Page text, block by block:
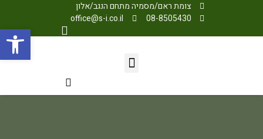
צומת ראם/מסמיה מתחם הנגב/אלון
08-8505430
office@s-i.co.il